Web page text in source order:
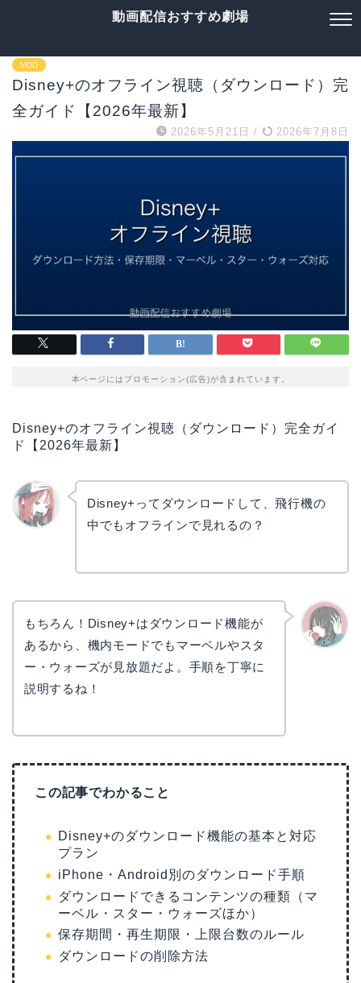
動画配信おすすめ劇場
VOD
Disney+のオフライン視聴（ダウンロード）完
全ガイド【2026年最新】
2026年5月21日 / 2026年7月8日
本ページにはプロモーション(広告)が含まれています。
Disney+のオフライン視聴（ダウンロード）完全ガイ
ド【2026年最新】
Disney+ってダウンロードして、飛行機の
中でもオフラインで見れるの？
もちろん！Disney+はダウンロード機能が
あるから、機内モードでもマーベルやスタ
ー・ウォーズが見放題だよ。手順を丁寧に
説明するね！
この記事でわかること
Disney+のダウンロード機能の基本と対応
プラン
iPhone・Android別のダウンロード手順
ダウンロードできるコンテンツの種類（マ
ーベル・スター・ウォーズほか）
保存期間・再生期限・上限台数のルール
ダウンロードの削除方法